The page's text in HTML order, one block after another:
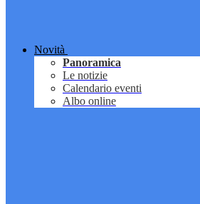
Novità
Panoramica
Le notizie
Calendario eventi
Albo online